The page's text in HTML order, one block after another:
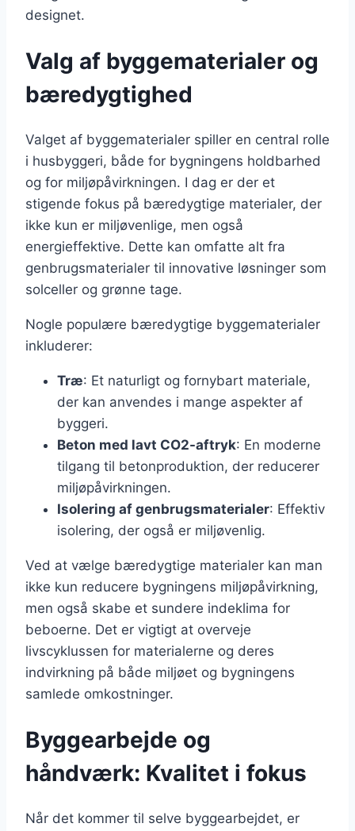
designet.
Valg af byggematerialer og
bæredygtighed
Valget af byggematerialer spiller en central rolle
i husbyggeri, både for bygningens holdbarhed
og for miljøpåvirkningen. I dag er der et
stigende fokus på bæredygtige materialer, der
ikke kun er miljøvenlige, men også
energieffektive. Dette kan omfatte alt fra
genbrugsmaterialer til innovative løsninger som
solceller og grønne tage.
Nogle populære bæredygtige byggematerialer
inkluderer:
Træ: Et naturligt og fornybart materiale,
der kan anvendes i mange aspekter af
byggeri.
Beton med lavt CO2-aftryk: En moderne
tilgang til betonproduktion, der reducerer
miljøpåvirkningen.
Isolering af genbrugsmaterialer: Effektiv
isolering, der også er miljøvenlig.
Ved at vælge bæredygtige materialer kan man
ikke kun reducere bygningens miljøpåvirkning,
men også skabe et sundere indeklima for
beboerne. Det er vigtigt at overveje
livscyklussen for materialerne og deres
indvirkning på både miljøet og bygningens
samlede omkostninger.
Byggearbejde og
håndværk: Kvalitet i fokus
Når det kommer til selve byggearbejdet, er